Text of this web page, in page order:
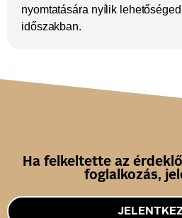
nyomtatására nyílik
időszakban.
Ha felkeltette az
foglalkozás,